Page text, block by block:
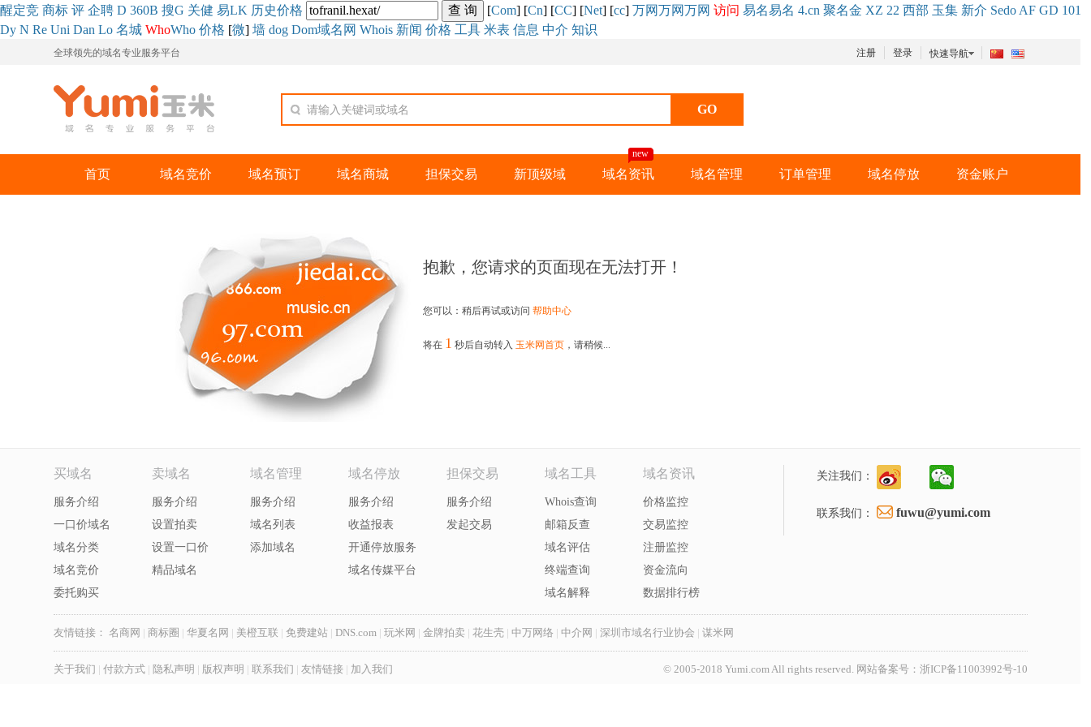
醒定竞 商标 评 企聘 D 360B 搜G 关健 易LK 历史价格 [Com] [Cn] [CC] [Net] [cc] 万网万网万网 访问 易名易名 4.cn 聚名金 XZ 22 西部 玉集 新介 Sedo AF GD 101
Dy N Re Uni Dan Lo 名城 WhoWho 价格 [微] 墙 dog Dom域名网 Whois 新闻 价格 工具 米表 信息 中介 知识